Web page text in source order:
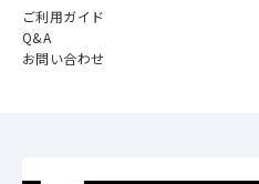
ご利用ガイド
Q&A
お問い合わせ